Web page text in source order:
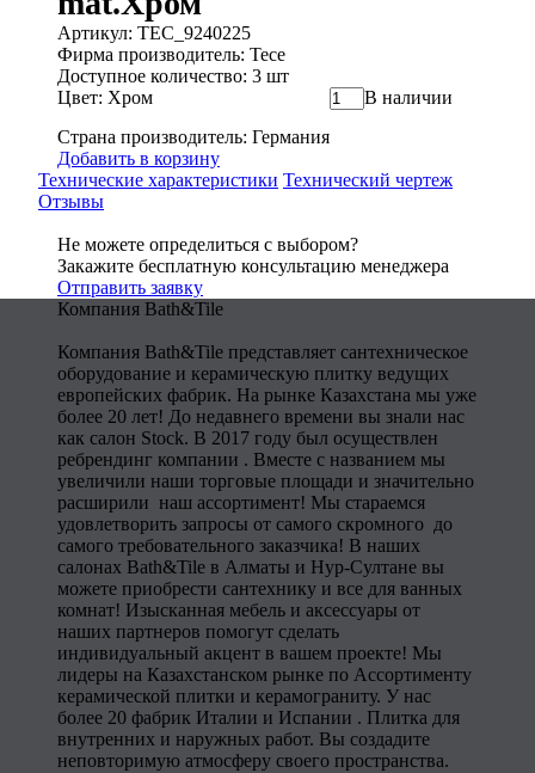
Артикул: TEC_9240225
Фирма производитель: Tece
Доступное количество: 3 шт
Цвет: Хром
Страна производитель: Германия
В наличии
Добавить в корзину
Технические характеристики Технический чертеж
Отзывы
Не можете определиться с выбором?
Закажите бесплатную консультацию менеджера
Отправить заявку
Компания Bath&Tile
Компания Bath&Tile представляет сантехническое
оборудование и керамическую плитку ведущих
европейских фабрик. На рынке Казахстана мы уже
более 20 лет! До недавнего времени вы знали нас
как салон Stock. В 2017 году был осуществлен
ребрендинг компании . Вместе с названием мы
увеличили наши торговые площади и значительно
расширили наш ассортимент! Мы стараемся
удовлетворить запросы от самого скромного до
самого требовательного заказчика! В наших
салонах Bath&Tile в Алматы и Нур-Султане вы
можете приобрести сантехнику и все для ванных
комнат! Изысканная мебель и аксессуары от
наших партнеров помогут сделать
индивидуальный акцент в вашем проекте! Мы
лидеры на Казахстанском рынке по Ассортименту
керамической плитки и керамограниту. У нас
более 20 фабрик Италии и Испании . Плитка для
внутренних и наружных работ. Вы создадите
неповторимую атмосферу своего пространства.